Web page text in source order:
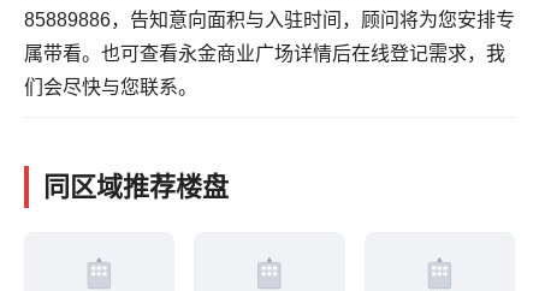
85889886，告知意向面积与入驻时间，顾问将为您安排专
属带看。也可查看永金商业广场详情后在线登记需求，我
们会尽快与您联系。
同区域推荐楼盘